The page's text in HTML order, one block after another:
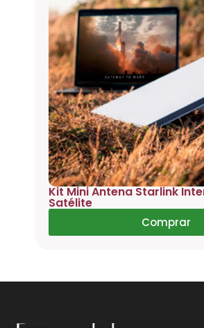
Kit Mini Antena Starlink
Satélite
Comprar